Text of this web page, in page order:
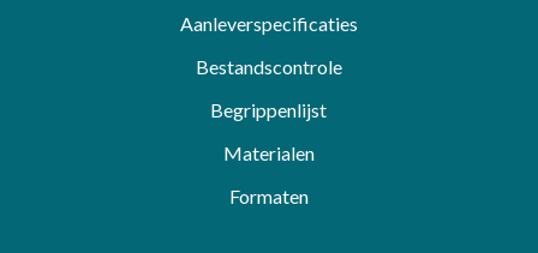
Aanleverspecificaties
Bestandscontrole
Begrippenlijst
Materialen
Formaten